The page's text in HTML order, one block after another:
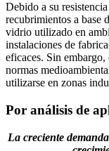
Debido a su
recubrimientos a base
vidrio utilizado en
instalaciones de
eficaces. Sin
normas
utilizarse en zonas
Por análisis de
La creciente